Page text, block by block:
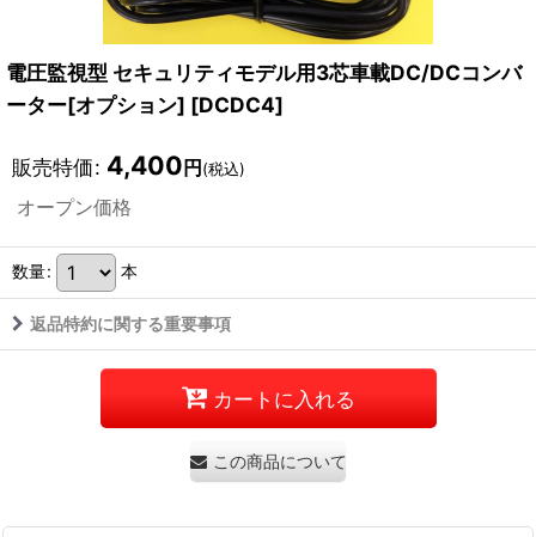
電圧監視型 セキュリティモデル用3芯車載DC/DCコンバ
ーター[オプション] [DCDC4]
販売特価: 4,400 円 (税込)
オープン価格
数量: 本
返品特約に関する重要事項
カートに入れる
この商品について問い合わせる